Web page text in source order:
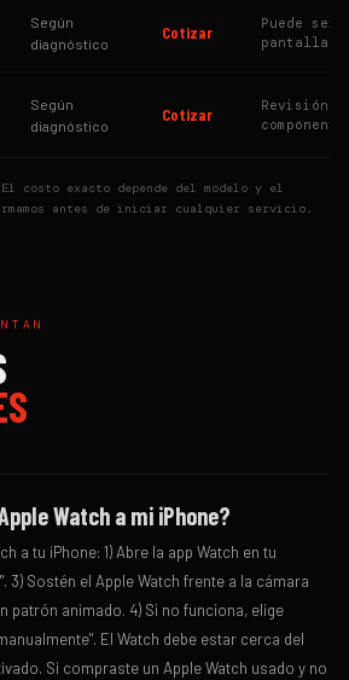
Según
diagnóstico
Cotizar
Puede ser
pantalla o
Según
diagnóstico
Cotizar
Revisión
costo exacto depende del modelo y el
antes de iniciar cualquier servicio.
Watch a mi iPhone?
a tu iPhone: 1) Abre la app Watch en tu
3) Sostén el Apple Watch frente a la cámara
patrón animado. 4) Si no funciona, elige
El Watch debe estar cerca del
Si compraste un Apple Watch usado y no